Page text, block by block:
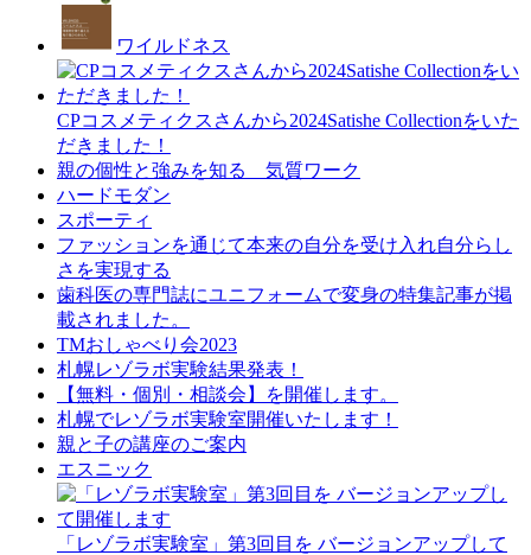
ワイルドネス
CPコスメティクスさんから2024Satishe Collectionをいた
だきました！
親の個性と強みを知る 気質ワーク
ハードモダン
スポーティ
ファッションを通じて本来の自分を受け入れ自分らし
さを実現する
歯科医の専門誌にユニフォームで変身の特集記事が掲
載されました。
TMおしゃべり会2023
札幌レゾラボ実験結果発表！
【無料・個別・相談会】を開催します。
札幌でレゾラボ実験室開催いたします！
親と子の講座のご案内
エスニック
「レゾラボ実験室」第3回目を バージョンアップして